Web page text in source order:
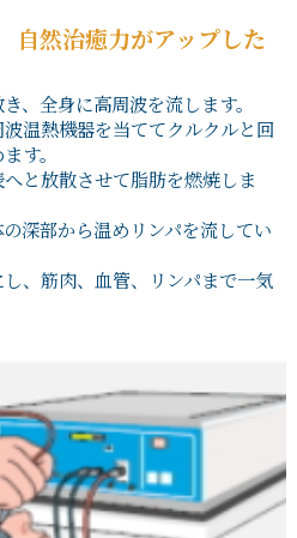
然治癒力がアップした
、全身に高周波を流します。
温熱機器を当ててクルクルと回
す。
と放散させて脂肪を燃焼しま
深部から温めリンパを流してい
、筋肉、血管、リンパまで一気